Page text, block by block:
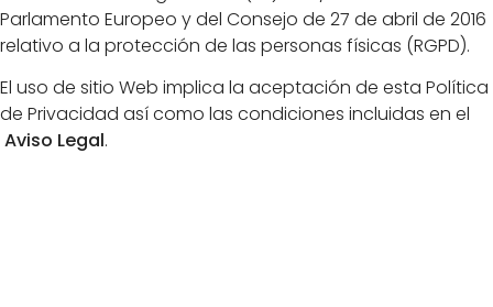
Parlamento Europeo y del Consejo de 27 de abril de 2016
relativo a la protección de las personas físicas (RGPD).
El uso de sitio Web implica la aceptación de esta Política
de Privacidad así como las condiciones incluidas en el
Aviso Legal.